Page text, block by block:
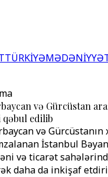
TÜRKİYƏ
və Gürcüstan
qəbul edilib
və
İstanbul
və ticarət
daha da inkişaf